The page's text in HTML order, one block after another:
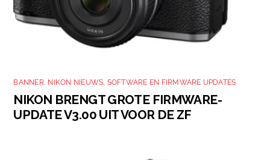
BANNER, NIKON NIEUWS, SOFTWARE EN FIRMWARE UPDATES
NIKON BRENGT GROTE FIRMWARE-
UPDATE V3.00 UIT VOOR DE ZF